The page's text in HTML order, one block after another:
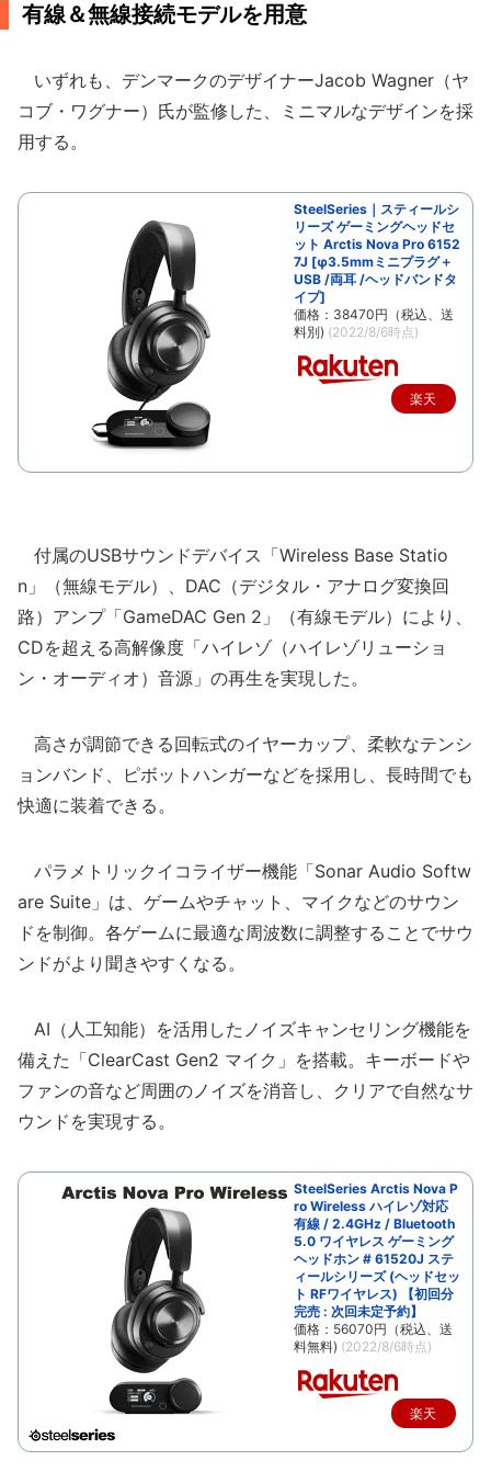
有線＆無線接続モデルを用意
いずれも、デンマークのデザイナーJacob Wagner（ヤ
コブ・ワグナー）氏が監修した、ミニマルなデザインを採
用する。
SteelSeries｜スティールシ
リーズ ゲーミングヘッドセ
ット Arctis Nova Pro 6152
7J [φ3.5mmミニプラグ＋
USB /両耳 /ヘッドバンドタ
イプ]
価格：38470円（税込、送
料別) (2022/8/6時点)
楽天
付属のUSBサウンドデバイス「Wireless Base Statio
n」（無線モデル）、DAC（デジタル・アナログ変換回
路）アンプ「GameDAC Gen 2」（有線モデル）により、
CDを超える高解像度「ハイレゾ（ハイレゾリューショ
ン・オーディオ）音源」の再生を実現した。
高さが調節できる回転式のイヤーカップ、柔軟なテンシ
ョンバンド、ピボットハンガーなどを採用し、長時間でも
快適に装着できる。
パラメトリックイコライザー機能「Sonar Audio Softw
are Suite」は、ゲームやチャット、マイクなどのサウン
ドを制御。各ゲームに最適な周波数に調整することでサウ
ンドがより聞きやすくなる。
AI（人工知能）を活用したノイズキャンセリング機能を
備えた「ClearCast Gen2 マイク」を搭載。キーボードや
ファンの音など周囲のノイズを消音し、クリアで自然なサ
ウンドを実現する。
SteelSeries Arctis Nova P
ro Wireless ハイレゾ対応
有線 / 2.4GHz / Bluetooth
5.0 ワイヤレス ゲーミング
ヘッドホン # 61520J ステ
ィールシリーズ (ヘッドセッ
ト RFワイヤレス) 【初回分
完売 : 次回未定予約】
価格：56070円（税込、送
料無料) (2022/8/6時点)
楽天